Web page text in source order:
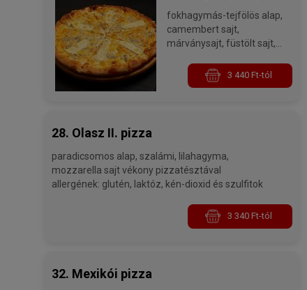
fokhagymás-tejfölös alap,
camembert sajt,
márványsajt, füstölt sajt,
glutén, laktóz, kén-dioxid és
szulfitok
3 440 Ft-tól
28. Olasz II. pizza
paradicsomos alap, szalámi, lilahagyma,
mozzarella sajt vékony pizzatésztával
allergének: glutén, laktóz, kén-dioxid és szulfitok
3 340 Ft-tól
32. Mexikói pizza